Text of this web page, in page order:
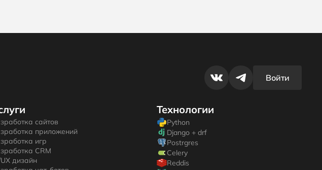
Войти
сайтов
приложений
игр
CRM
дизайн
Технологии
Python
Django + drf
Postrgres
Celery
Reddis